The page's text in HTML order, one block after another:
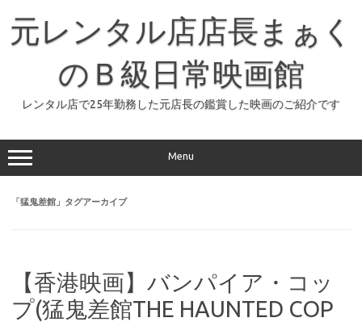
元レンタル店店長まぁく
のＢ級日常映画館
レンタル店で25年勤務した元店長の鑑賞した映画のご紹介です
Menu
「猛鬼差館 」タグアーカイブ
【香港映画】バンパイア・コッ
プ(猛鬼差館THE HAUNTED COP